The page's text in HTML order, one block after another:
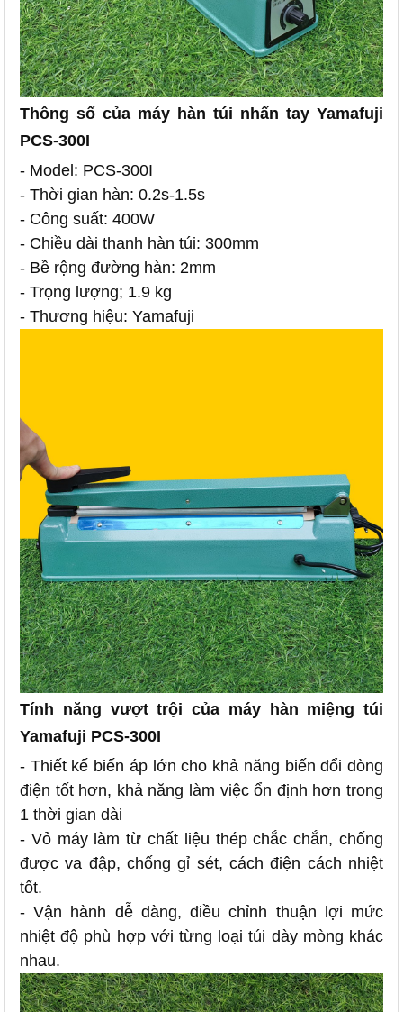
Thông số của máy hàn túi nhấn tay Yamafuji
PCS-300I
- Model: PCS-300I
- Thời gian hàn: 0.2s-1.5s
- Công suất: 400W
- Chiều dài thanh hàn túi: 300mm
- Bề rộng đường hàn: 2mm
- Trọng lượng; 1.9 kg
- Thương hiệu: Yamafuji
Tính năng vượt trội của máy hàn miệng túi
Yamafuji PCS-300I
- Thiết kế biến áp lớn cho khả năng biến đổi dòng
điện tốt hơn, khả năng làm việc ổn định hơn trong
1 thời gian dài
- Vỏ máy làm từ chất liệu thép chắc chắn, chống
được va đập, chống gỉ sét, cách điện cách nhiệt
tốt.
- Vận hành dễ dàng, điều chỉnh thuận lợi mức
nhiệt độ phù hợp với từng loại túi dày mòng khác
nhau.